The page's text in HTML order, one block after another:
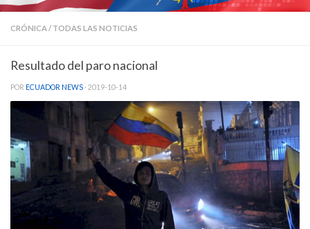
CRÓNICA/ TODAS LAS NOTICIAS
Resultado del paro nacional
POR ECUADOR NEWS · 2019-10-14